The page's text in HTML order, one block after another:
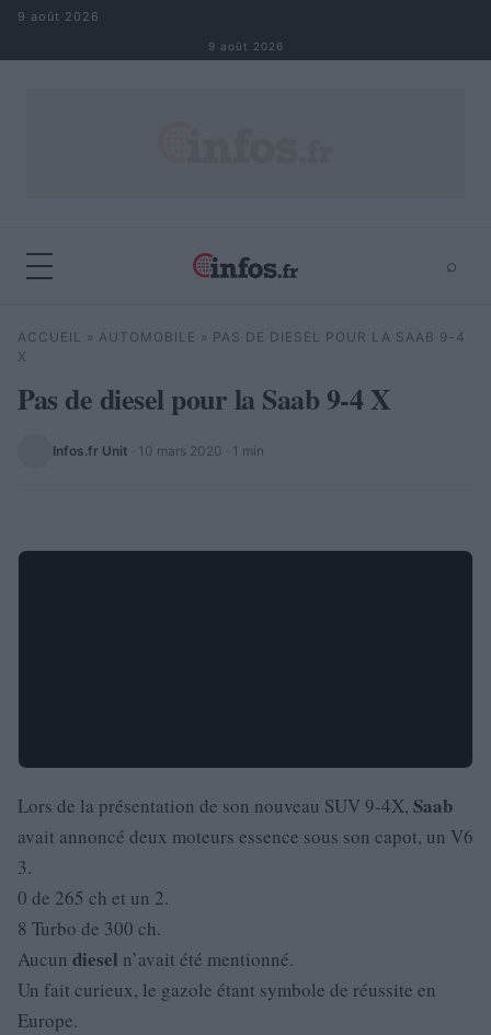
Aller au contenu
9 août 2026
9 août 2026
⌕
Rechercher ⌕ ×
ACCUEIL » AUTOMOBILE » PAS DE DIESEL POUR LA SAAB 9-4
X
Pas de diesel pour la Saab 9-4 X
Infos.fr Unit · 10 mars 2020 · 1 min
Lors de la présentation de son nouveau SUV 9-4X, Saab
avait annoncé deux moteurs essence sous son capot, un V6
3.
0 de 265 ch et un 2.
8 Turbo de 300 ch.
Aucun diesel n’avait été mentionné.
Un fait curieux, le gazole étant symbole de réussite en
Europe.